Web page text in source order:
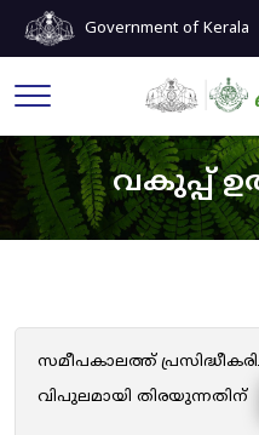
Government of Kerala
വകുപ്പ്
സമീപകാലത്ത്
വിപുലമായി തിരയുന്നതിന്